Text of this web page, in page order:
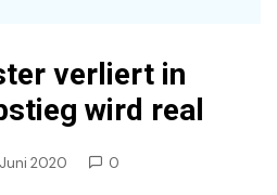
verliert in
wird real
Juni 2020
0